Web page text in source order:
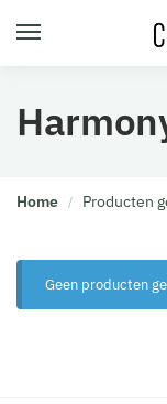
Home / Producten
Geen producten